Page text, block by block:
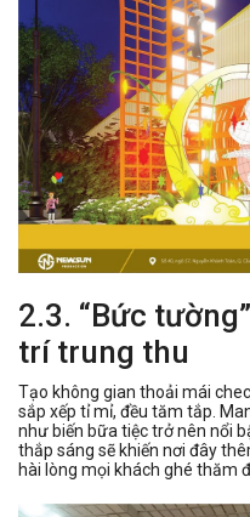
2.3. “Bức
trí trung thu
Tạo không gian thoải mái
sắp xếp tỉ mỉ, đều tăm tắp.
như biến bữa tiệc trở nên nổi
thắp sáng sẽ khiến nơi đây
hài lòng mọi khách ghé thăm